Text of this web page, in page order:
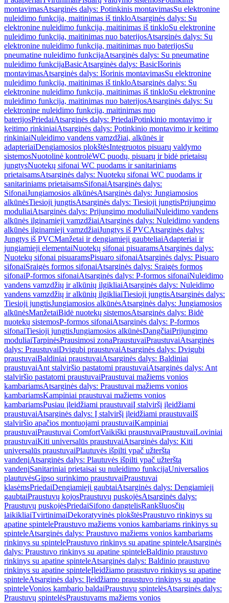
montavimasAtsarginės dalys: Potinkinis montavimasSu elektronine
nuleidimo funkcija, maitinimas iš tinkloAtsarginės dalys: Su
elektronine nuleidimo funkcija, maitinimas iš tinkloSu elektronine
nuleidimo funkcija, maitinimas nuo baterijosAtsarginės dalys: Su
elektronine nuleidimo funkcija, maitinimas nuo baterijosSu
pneumatine nuleidimo funkcijaAtsarginės dalys: Su pneumatine
nuleidimo funkcijaBasicAtsarginės dalys: BasicIšorinis
montavimasAtsarginės dalys: Išorinis montavimasSu elektronine
nuleidimo funkcija, maitinimas iš tinkloAtsarginės dalys: Su
elektronine nuleidimo funkcija, maitinimas iš tinkloSu elektronine
nuleidimo funkcija, maitinimas nuo baterijosAtsarginės dalys: Su
elektronine nuleidimo funkcija, maitinimas nuo
baterijosPriedaiAtsarginės dalys: PriedaiPotinkinio montavimo ir
keitimo rinkiniaiAtsarginės dalys: Potinkinio montavimo ir keitimo
rinkiniaiNuleidimo vandens vamzdžiai, alkūnės ir
adapteriaiDengiamosios plokštėsIntegruotos pisuarų valdymo
sistemosNuotolinė kontrolėWC puodų, pisuarų ir bidė prietaisų
jungtysNuotekų sifonai WC puodams ir sanitariniams
prietaisamsAtsarginės dalys: Nuotekų sifonai WC puodams ir
sanitariniams prietaisamsSifonaiAtsarginės dalys:
SifonaiJungiamosios alkūnėsAtsarginės dalys: Jungiamosios
alkūnėsTiesioji jungtisAtsarginės dalys: Tiesioji jungtisPrijungimo
moduliaiAtsarginės dalys: Prijungimo moduliaiNuleidimo vandens
alkūnės ilginamieji vamzdžiaiAtsarginės dalys: Nuleidimo vandens
alkūnės ilginamieji vamzdžiaiJungtys iš PVCAtsarginės dalys:
Jungtys iš PVCManžetai ir dengiamieji gaubteliaiAdapteriai ir
jungiamieji elementaiNuotekų sifonai pisuaramsAtsarginės dalys:
Nuotekų sifonai pisuaramsPisuaro sifonaiAtsarginės dalys: Pisuaro
sifonaiSraigės formos sifonaiAtsarginės dalys: Sraigės formos
sifonaiP-formos sifonaiAtsarginės dalys: P-formos sifonaiNuleidimo
vandens vamzdžių ir alkūnių ilgikliaiAtsarginės dalys: Nuleidimo
vandens vamzdžių ir alkūnių ilgikliaiTiesioji jungtisAtsarginės dalys:
Tiesioji jungtisJungiamosios alkūnėsAtsarginės dalys: Jungiamosios
alkūnėsManžetaiBidė nuotekų sistemosAtsarginės dalys: Bidė
nuotekų sistemosP-formos sifonaiAtsarginės dalys: P-formos
sifonaiTiesioji jungtisJungiamosios alkūnėsDangčiaiPrijungimo
moduliaiTarpinėsPrausimosi zonaPraustuvaiPraustuvaiAtsarginės
dalys: PraustuvaiDvigubi praustuvaiAtsarginės dalys: Dvigubi
praustuvaiBaldiniai praustuvaiAtsarginės dalys: Baldiniai
praustuvaiAnt stalviršio pastatomi praustuvaiAtsarginės dalys: Ant
stalviršio pastatomi praustuvaiPraustuvai mažiems vonios
kambariamsAtsarginės dalys: Praustuvai mažiems vonios
kambariamsKampiniai praustuvai mažiems vonios
kambariamsPusiau įleidžiami praustuvaiĮ stalviršį įleidžiami
praustuvaiAtsarginės dalys: Į stalviršį įleidžiami praustuvaiIš
stalviršio apačios montuojami praustuvaiKampiniai
praustuvaiPraustuvai ComfortVaikiški praustuvaiPraustuvaiLoviniai
praustuvaiKiti universalūs praustuvaiAtsarginės dalys: Kiti
universalūs praustuvaiPlautuvės išpilti ypač užterštą
vandenįAtsarginės dalys: Plautuvės išpilti ypač užterštą
vandenįSanitariniai prietaisai su nuleidimo funkcijaUniversalios
plautuvėsGipso surinkimo praustuvaiPraustuvai
klasėmsPriedaiDengiamieji gaubtaiAtsarginės dalys: Dengiamieji
gaubtaiPraustuvų kojosPraustuvų puskojėsAtsarginės dalys:
Praustuvų puskojėsPriedaiSifono dangtelisRankšluosčių
laikikliaiTvirtinimaiDekoratyvinės plokštėsPraustuvo rinkinys su
apatine spintelePraustuvo mažiems vonios kambariams rinkinys su
spinteleAtsarginės dalys: Praustuvo mažiems vonios kambariams
rinkinys su spintelePraustuvo rinkinys su apatine spinteleAtsarginės
dalys: Praustuvo rinkinys su apatine spinteleBaldinio praustuvo
rinkinys su apatine spinteleAtsarginės dalys: Baldinio praustuvo
rinkinys su apatine spinteleĮleidžiamo praustuvo rinkinys su apatine
spinteleAtsarginės dalys: Įleidžiamo praustuvo rinkinys su apatine
spinteleVonios kambario baldaiPraustuvų spintelėsAtsarginės dalys:
Praustuvų spintelėsPraustuvams mažiems vonios